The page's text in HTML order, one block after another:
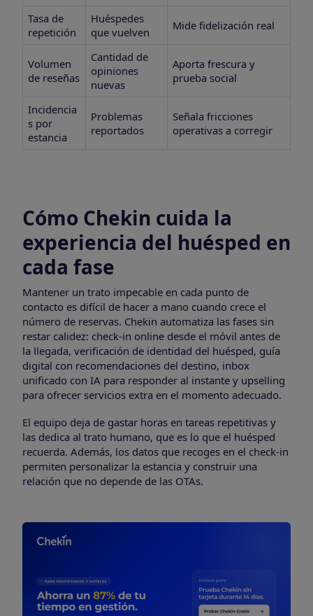
Tasa de
repetición
Huéspedes
que vuelven
Mide fidelización real
Volumen
de reseñas
Cantidad de
opiniones
nuevas
Aporta frescura y
prueba social
Incidencia
s por
estancia
Problemas
reportados
Señala fricciones
operativas a corregir
Cómo Chekin cuida la
experiencia del huésped en
cada fase
Mantener un trato impecable en cada punto de
contacto es difícil de hacer a mano cuando crece el
número de reservas. Chekin automatiza las fases sin
restar calidez: check-in online desde el móvil antes de
la llegada, verificación de identidad del huésped, guía
digital con recomendaciones del destino, inbox
unificado con IA para responder al instante y upselling
para ofrecer servicios extra en el momento adecuado.
El equipo deja de gastar horas en tareas repetitivas y
las dedica al trato humano, que es lo que el huésped
recuerda. Además, los datos que recoges en el check-in
permiten personalizar la estancia y construir una
relación que no depende de las OTAs.